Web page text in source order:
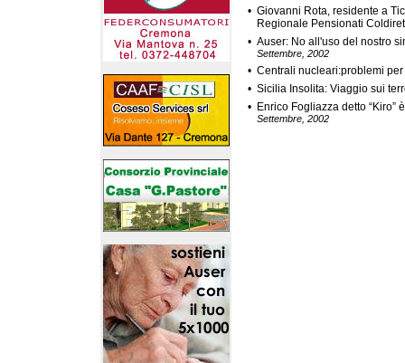
• Giovanni Rota, residente a
Regionale Pensionati
• Auser: No all'uso del nostro
Settembre, 2002
• Centrali nucleari:problemi
• Sicilia Insolita: Viaggio sui
• Enrico Fogliazza detto “Kiro”
Settembre, 2002